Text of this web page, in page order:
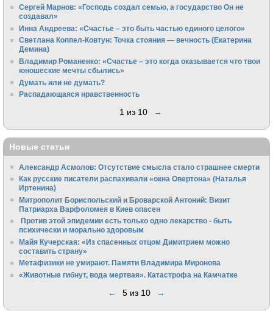
Сергей Марнов: «Господь создал семью, а государство Он не
создавал»
Инна Андреева: «Счастье – это быть частью единого целого»
Светлана Коппел-Ковтун: Точка стояния — вечность (Екатерина
Демина)
Владимир Романенко: «Счастье – это когда оказывается что твои
юношеские мечты сбылись»
Думать или не думать?
Распадающаяся нравственность
1 из 10 →
Новые статьи
Александр Асмолов: Отсутствие смысла стало страшнее смерти
Как русские писатели распахивали «окна Овертона» (Наталья
Иртенина)
Митрополит Бориспольский и Броварской Антоний: Визит
Патриарха Варфоломея в Киев опасен
Против этой эпидемии есть только одно лекарство - быть
психически и морально здоровым
Майя Кучерская: «Из спасенных отцом Димитрием можно
составить страну»
Метафизики не умирают. Памяти Владимира Миронова
«Животные гибнут, вода мертвая». Катастрофа на Камчатке
← 5 из 10 →